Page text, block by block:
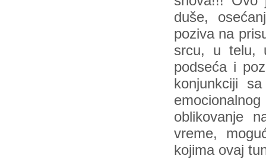
duše,
poziva na
srcu, u telu,
podseća i
konjunkciji
oblikovanje
vreme,
kojima ovaj